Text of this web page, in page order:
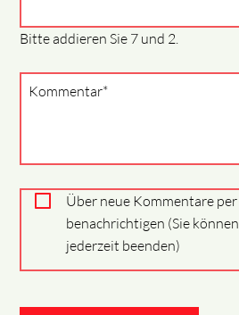
Bitte addieren Sie 7 und 2.
Pflichtfeld
Kommentar*
Über neue Kommentare
benachrichtigen (Sie
jederzeit beenden)